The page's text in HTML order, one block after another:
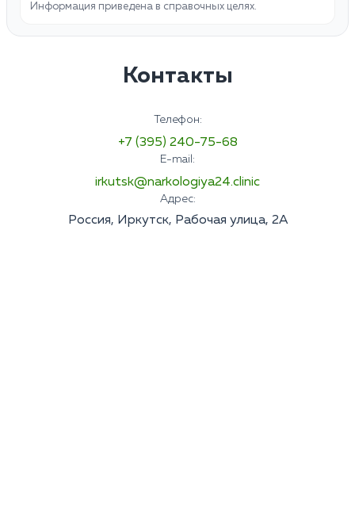
Информация приведена в справочных целях.
Контакты
Телефон:
+7 (395) 240-75-68
E-mail:
irkutsk@narkologiya24.clinic
Адрес:
Россия, Иркутск, Рабочая улица, 2А